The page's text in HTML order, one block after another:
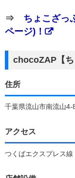
⇒ ちょこざっ
ページ)！
chocoZAP【ち
住所
千葉県流山市南流山
アクセス
つくばエクスプレス